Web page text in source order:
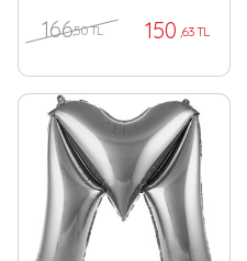
166,50 TL 150 ,63 TL